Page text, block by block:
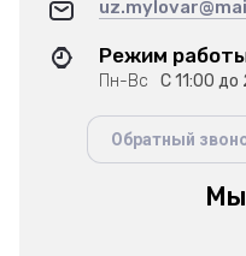
Режим
Пн-Вс С 11:00 до
Обратный
Мы